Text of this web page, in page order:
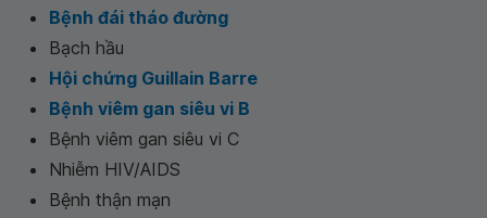
Bệnh đái tháo đường
Bạch hầu
Hội chứng Guillain Barre
Bệnh viêm gan siêu vi B
Bệnh viêm gan siêu vi C
Nhiễm HIV/AIDS
Bệnh thận mạn